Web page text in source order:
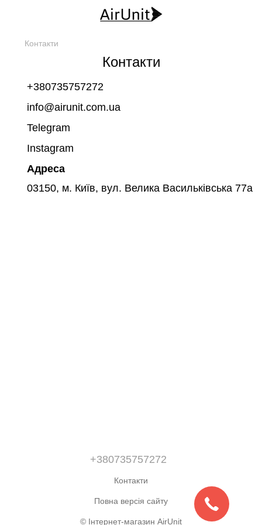
Контакти
Контакти
+380735757272
info@airunit.com.ua
Telegram
Instagram
Адреса
03150, м. Київ, вул. Велика Васильківська 77а
+380735757272
Контакти
Повна версія сайту
© Інтернет-магазин AirUnit